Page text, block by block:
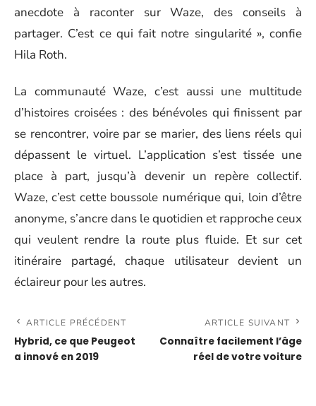
anecdote à raconter sur Waze, des conseils à
partager. C’est ce qui fait notre singularité », confie
Hila Roth.
La communauté Waze, c’est aussi une multitude
d’histoires croisées : des bénévoles qui finissent par
se rencontrer, voire par se marier, des liens réels qui
dépassent le virtuel. L’application s’est tissée une
place à part, jusqu’à devenir un repère collectif.
Waze, c’est cette boussole numérique qui, loin d’être
anonyme, s’ancre dans le quotidien et rapproche ceux
qui veulent rendre la route plus fluide. Et sur cet
itinéraire partagé, chaque utilisateur devient un
éclaireur pour les autres.
ARTICLE PRÉCÉDENT
Hybrid, ce que Peugeot
a innové en 2019
ARTICLE SUIVANT
Connaître facilement l’âge
réel de votre voiture